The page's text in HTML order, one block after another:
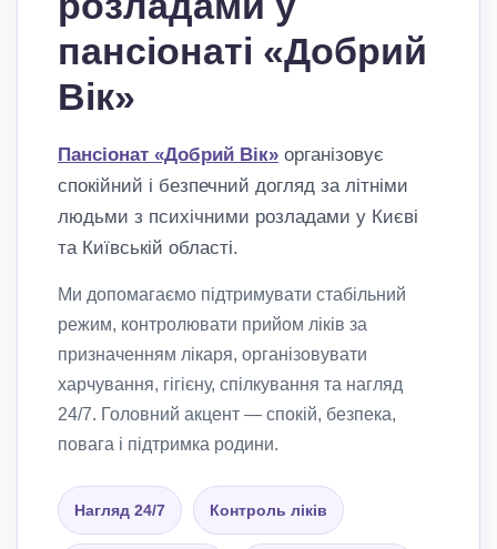
пансіонаті «Добрий
Вік»
Пансіонат «Добрий Вік» організовує
спокійний і безпечний догляд за літніми
людьми з психічними розладами у Києві
та Київській області.
Ми допомагаємо підтримувати стабільний
режим, контролювати прийом ліків за
призначенням лікаря, організовувати
харчування, гігієну, спілкування та нагляд
24/7. Головний акцент — спокій, безпека,
повага і підтримка родини.
Нагляд 24/7 Контроль ліків